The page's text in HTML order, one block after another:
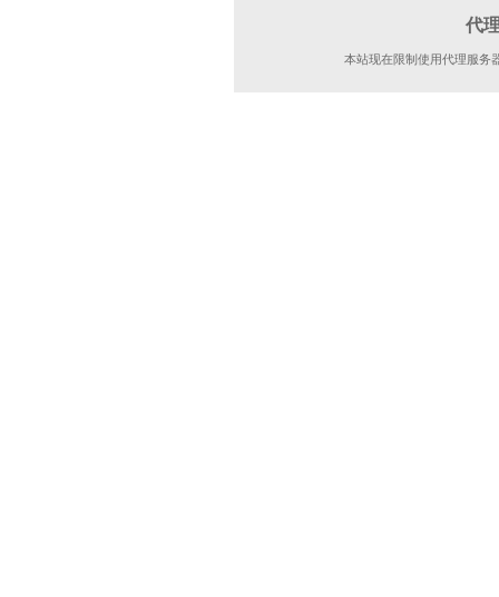
代
本站现在限制使用代理服务